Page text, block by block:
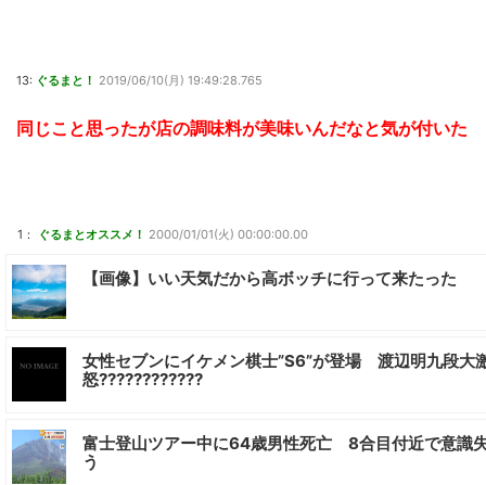
13: ぐるまと！ 2019/06/10(月) 19:49:28.765
同じこと思ったが店の調味料が美味いんだなと気が付いた
1： ぐるまとオススメ！ 2000/01/01(火) 00:00:00.00
【画像】いい天気だから高ボッチに行って来たった
女性セブンにイケメン棋士”S6”が登場 渡辺明九段大
怒????????????
富士登山ツアー中に64歳男性死亡 8合目付近で意識
う